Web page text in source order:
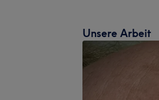
Unsere Arbeit